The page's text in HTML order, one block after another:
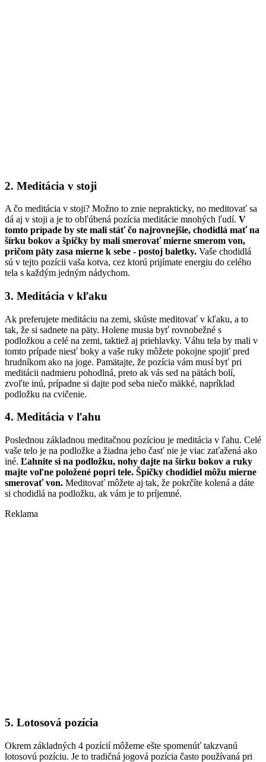
2. Meditácia v stoji
A čo meditácia v stoji? Možno to znie neprakticky, no meditovať sa
dá aj v stoji a je to obľúbená pozícia meditácie mnohých ľudí. V
tomto prípade by ste mali stáť čo najrovnejšie, chodidlá mať na
šírku bokov a špičky by mali smerovať mierne smerom von,
pričom päty zasa mierne k sebe - postoj baletky. Vaše chodidlá
sú v tejto pozícii vaša kotva, cez ktorú prijímate energiu do celého
tela s každým jedným nádychom.
3. Meditácia v kľaku
Ak preferujete meditáciu na zemi, skúste meditovať v kľaku, a to
tak, že si sadnete na päty. Holene musia byť rovnobežné s
podložkou a celé na zemi, taktiež aj priehlavky. Váhu tela by mali v
tomto prípade niesť boky a vaše ruky môžete pokojne spojiť pred
hrudníkom ako na joge. Pamätajte, že pozícia vám musí byť pri
meditácii nadmieru pohodlná, preto ak vás sed na pätách bolí,
zvoľte inú, prípadne si dajte pod seba niečo mäkké, napríklad
podložku na cvičenie.
4. Meditácia v ľahu
Poslednou základnou meditačnou pozíciou je meditácia v ľahu. Celé
vaše telo je na podložke a žiadna jeho časť nie je viac zaťažená ako
iné. Ľahnite si na podložku, nohy dajte na šírku bokov a ruky
majte voľne položené popri tele. Špičky chodidiel môžu mierne
smerovať von. Meditovať môžete aj tak, že pokrčíte kolená a dáte
si chodidlá na podložku, ak vám je to príjemné.
Reklama
5. Lotosová pozícia
Okrem základných 4 pozícií môžeme ešte spomenúť takzvanú
lotosovú pozíciu. Je to tradičná jogová pozícia často používaná pri